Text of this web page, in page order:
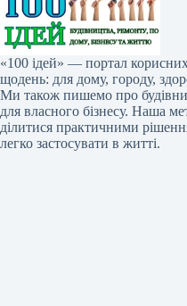
«100 ідей» — портал
щодень: для дому, городу,
Ми також пишемо про
для власного бізнесу. Наша
ділитися практичними
легко застосувати в житті.